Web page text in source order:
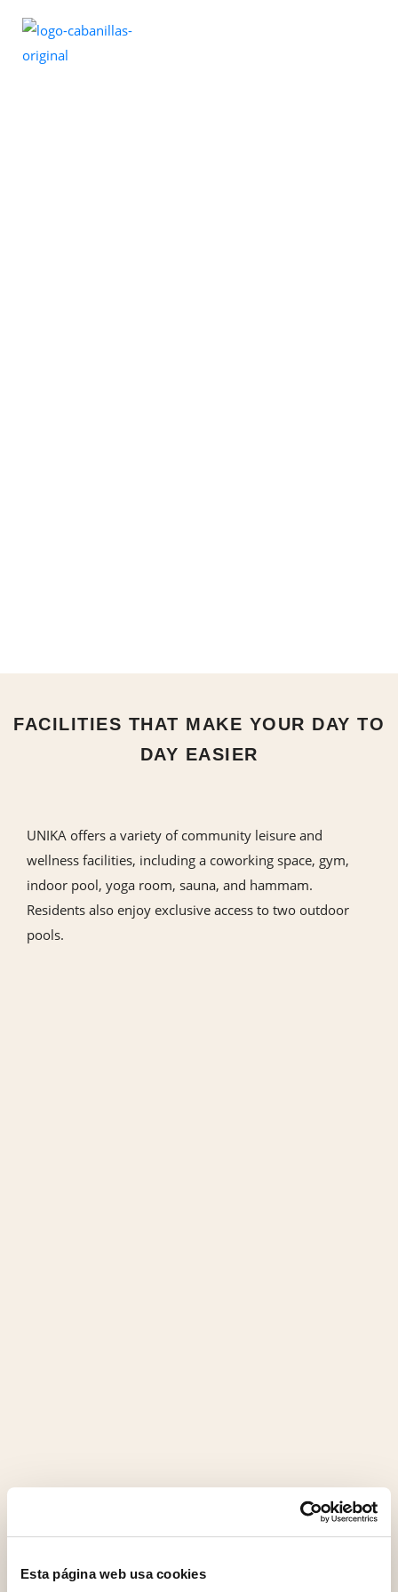
Esta página web usa cookies
FACILITIES THAT MAKE YOUR DAY TO
DAY EASIER
UNIKA offers a variety of community leisure and
wellness facilities, including a coworking space, gym,
indoor pool, yoga room, sauna, and hammam.
Residents also enjoy exclusive access to two outdoor
pools.